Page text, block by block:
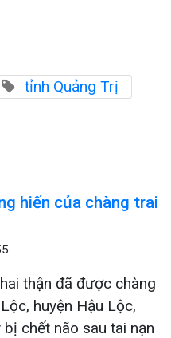
tỉnh Quảng Trị
hiến của chàng trai
thận đã được chàng
huyện Hậu Lộc,
chết não sau tai nạn